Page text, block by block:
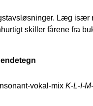
Læg
skiller fårene fra
vokal-mix K-L-I-